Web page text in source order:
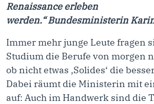
Renaissance erleben
werden.“ Bundesministerin
Immer mehr junge Leute fragen
Studium die Berufe von morgen
ob nicht etwas ‚Solides‘ die
Dabei räumt die Ministerin mit
auf: Auch im Handwerk sind die